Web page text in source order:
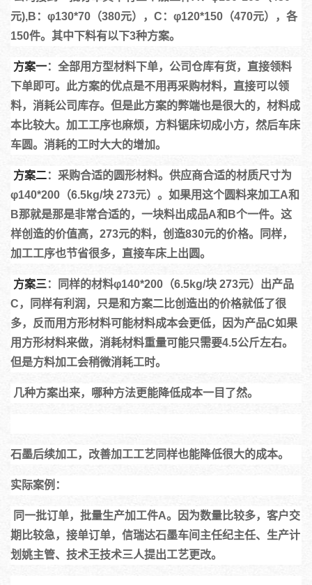
元),B：φ130*70（380元），C：φ120*150（470元），各
150件。其中下料有以下3种方案。
方案一：全部用方型材料下单，公司仓库有货，直接领料
下单即可。此方案的优点是不用再采购材料，直接可以领
料，消耗公司库存。但是此方案的弊端也是很大的，材料成
本比较大。加工工序也麻烦，方料锯床切成小方，然后车床
车圆。消耗的工时大大的增加。
方案二：采购合适的圆形材料。供应商合适的材质尺寸为
φ140*200（6.5kg/块 273元）。如果用这个圆料来加工A和
B那就是那是非常合适的，一块料出成品A和B个一件。这
样创造的价值高，273元的料，创造830元的价格。同样，
加工工序也节省很多，直接车床上出圆。
方案三：同样的材料φ140*200（6.5kg/块 273元）出产品
C，同样有利润，只是和方案二比创造出的价格就低了很
多，反而用方形材料可能材料成本会更低，因为产品C如果
用方形材料来做，消耗材料重量可能只需要4.5公斤左右。
但是方料加工会稍微消耗工时。
几种方案出来，哪种方法更能降低成本一目了然。
石墨后续加工，改善加工工艺同样也能降低很大的成本。
实际案例：
期比较急，接单订单，信瑞达石墨车间主任纪主任、生产计
划姚主管、技术王技术三人提出工艺更改。